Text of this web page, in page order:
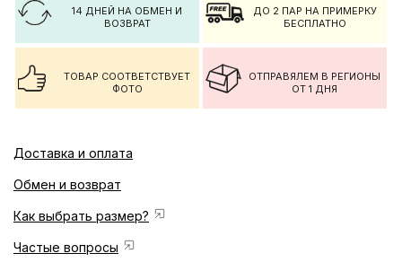
14 ДНЕЙ НА ОБМЕН И
ВОЗВРАТ
ДО 2 ПАР НА ПРИМЕРКУ
БЕСПЛАТНО
ТОВАР СООТВЕТСТВУЕТ
ФОТО
ОТПРАВЯЛЕМ В РЕГИОНЫ
ОТ 1 ДНЯ
Доставка и оплата
Обмен и возврат
Как выбрать размер?
Частые вопросы